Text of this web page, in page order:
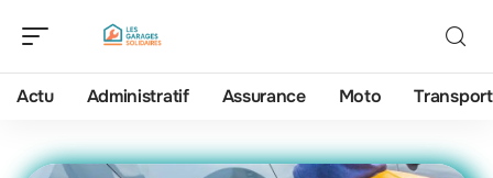
Actu Administratif Assurance Moto Transport